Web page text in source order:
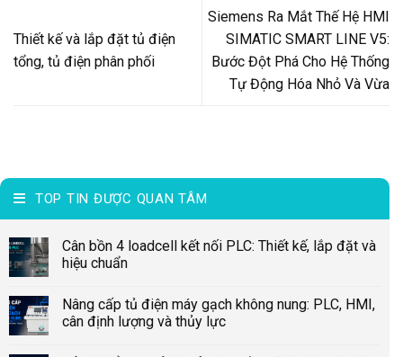
Thiết kế và lắp đặt tủ điện
tổng, tủ điện phân phối
Siemens Ra Mắt Thế Hệ HMI
SIMATIC SMART LINE V5:
Bước Đột Phá Cho Hệ Thống
Tự Động Hóa Nhỏ Và Vừa
TOP TIN ĐƯỢC QUAN TÂM
Cân bồn 4 loadcell kết nối PLC: Thiết kế, lắp đặt và
hiệu chuẩn
Nâng cấp tủ điện máy gạch không nung: PLC, HMI,
cân định lượng và thủy lực